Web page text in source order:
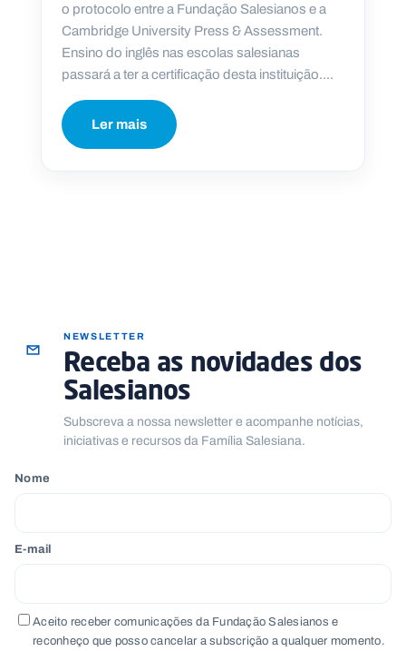
o protocolo entre a Fundação Salesianos e a
Cambridge University Press & Assessment.
Ensino do inglês nas escolas salesianas
passará a ter a certificação desta instituição....
Ler mais
NEWSLETTER
Receba as novidades dos
Salesianos
Subscreva a nossa newsletter e acompanhe notícias,
iniciativas e recursos da Família Salesiana.
Nome
E-mail
Aceito receber comunicações da Fundação Salesianos e
reconheço que posso cancelar a subscrição a qualquer momento.